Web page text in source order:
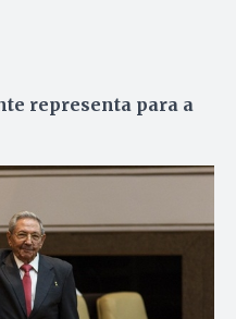
representa para a